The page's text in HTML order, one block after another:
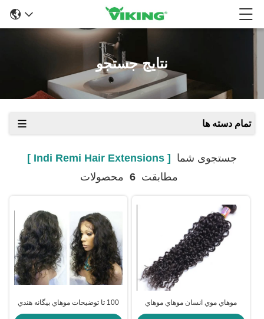
نتایج جستجو
تمام دسته ها
جستجوی شما [ Indi Remi Hair Extensions ]
مطابقت 6 محصولات
موهاي موي انسان موهاي موهاي
موهاي موهاي انسان موهاي موهاي
100 تا توضيحات موهاي بيگانه هندي
بدون فرآوری موهاي بدن